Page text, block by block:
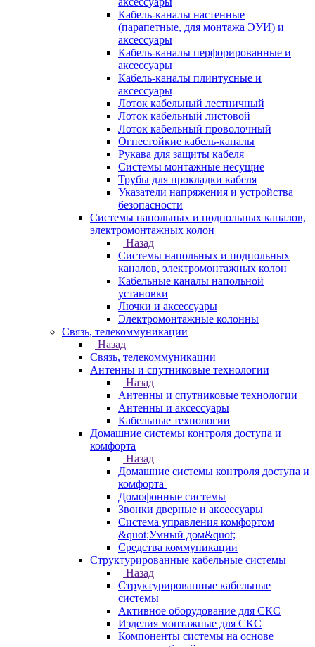
Кабель-каналы настенные
(парапетные, для монтажа ЭУИ) и
аксессуары
Кабель-каналы перфорированные и
аксессуары
Кабель-каналы плинтусные и
аксессуары
Лоток кабельный лестничный
Лоток кабельный листовой
Лоток кабельный проволочный
Огнестойкие кабель-каналы
Рукава для защиты кабеля
Системы монтажные несущие
Трубы для прокладки кабеля
Указатели напряжения и устройства
безопасности
Системы напольных и подпольных каналов,
электромонтажных колон
Назад
Системы напольных и подпольных
каналов, электромонтажных колон
Кабельные каналы напольной
установки
Лючки и аксессуары
Электромонтажные колонны
Связь, телекоммуникации
Назад
Связь, телекоммуникации
Антенны и спутниковые технологии
Назад
Антенны и спутниковые технологии
Антенны и аксессуары
Кабельные технологии
Домашние системы контроля доступа и
комфорта
Назад
Домашние системы контроля доступа и
комфорта
Домофонные системы
Звонки дверные и аксессуары
Система управления комфортом
&quot;Умный дом&quot;
Средства коммуникации
Структурированные кабельные системы
Назад
Структурированные кабельные
системы
Активное оборудование для СКС
Изделия монтажные для СКС
Компоненты системы на основе